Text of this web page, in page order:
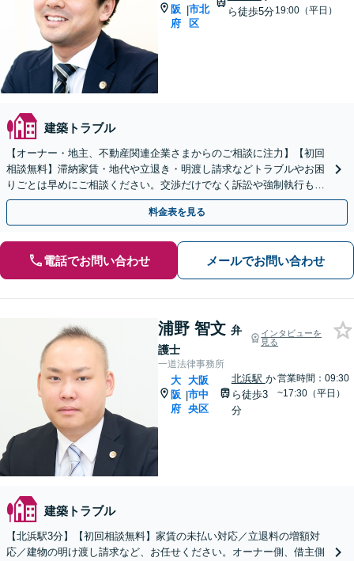
阪
府
|市北
区
ら徒歩5分19:00（平日）
建築トラブル
【オーナー・地主、不動産関連企業さまからのご相談に注力】【初回
相談無料】滞納家賃・地代や立退き・明渡し請求などトラブルやお困
りごとは早めにご相談ください。交渉だけでなく訴訟や強制執行も視
野に、的確に対応します【扇町駅5分】顧問契約も承ります
料金表を見る
電話でお問い合わせ メールでお問い合わせ
浦野 智文 弁
護士
インタビューを
見る
一道法律事務所
大
阪
府
|
大阪
市中
央区
北浜駅 か
ら徒歩3
分
営業時間：09:30
~17:30（平日）
建築トラブル
【北浜駅3分】【初回相談無料】家賃の未払い対応／立退料の増額対
応／建物の明け渡し請求など、お任せください。オーナー側、借主側